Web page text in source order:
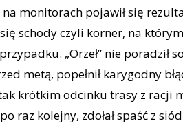
monitorach pojawił się
się schody czyli korner, na
„Orzeł” nie poradził
metą, popełnił karygodny
krótkim odcinku trasy z racji
raz kolejny, zdołał spaść z